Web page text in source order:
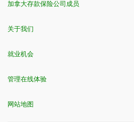
加拿大存款保险公司成员
关于我们
就业机会
管理在线体验
网站地图